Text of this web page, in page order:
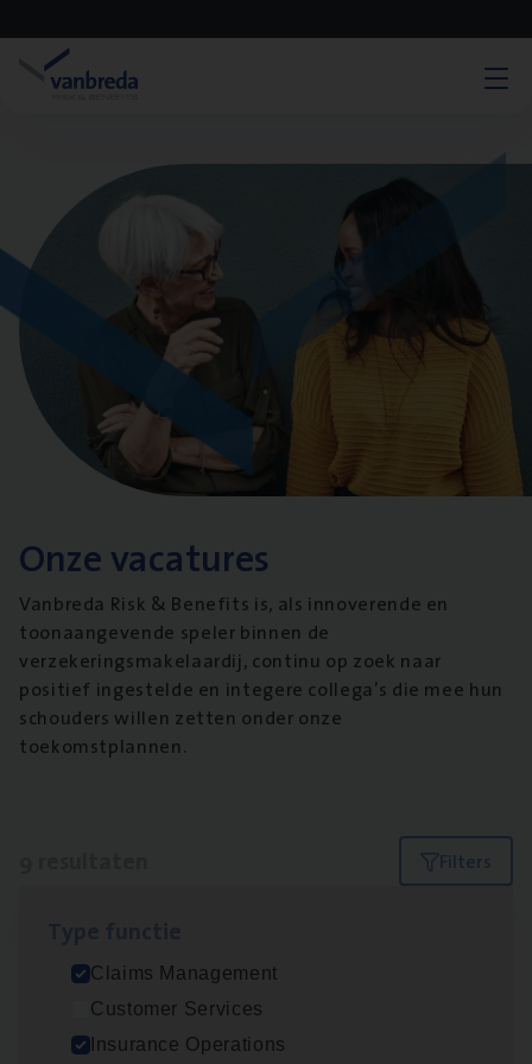
Onze vacatures
Vanbreda Risk & Benefits is, als innoverende en
toonaangevende speler binnen de
verzekeringsmakelaardij, continu op zoek naar
positief ingestelde en integere collega’s die mee hun
schouders willen zetten onder onze
toekomstplannen.
Filters
Claims Management
Customer Services
Insurance Operations
Dos­sier­be­heer­der Gewaar­borgd Inkomen
Insurance Operations
Antwerpen